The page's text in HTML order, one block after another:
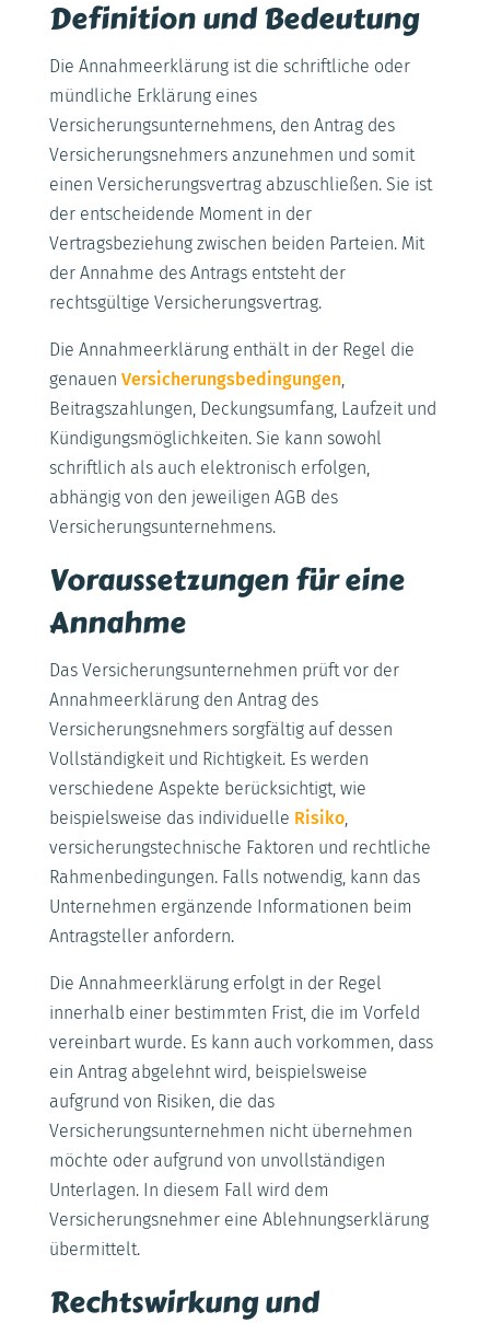
Definition und Bedeutung
Die Annahmeerklärung ist die schriftliche oder
mündliche Erklärung eines
Versicherungsunternehmens, den Antrag des
Versicherungsnehmers anzunehmen und somit
einen Versicherungsvertrag abzuschließen. Sie ist
der entscheidende Moment in der
Vertragsbeziehung zwischen beiden Parteien. Mit
der Annahme des Antrags entsteht der
rechtsgültige Versicherungsvertrag.
Die Annahmeerklärung enthält in der Regel die
genauen Versicherungsbedingungen,
Beitragszahlungen, Deckungsumfang, Laufzeit und
Kündigungsmöglichkeiten. Sie kann sowohl
schriftlich als auch elektronisch erfolgen,
abhängig von den jeweiligen AGB des
Versicherungsunternehmens.
Voraussetzungen für eine
Annahme
Das Versicherungsunternehmen prüft vor der
Annahmeerklärung den Antrag des
Versicherungsnehmers sorgfältig auf dessen
Vollständigkeit und Richtigkeit. Es werden
verschiedene Aspekte berücksichtigt, wie
beispielsweise das individuelle Risiko,
versicherungstechnische Faktoren und rechtliche
Rahmenbedingungen. Falls notwendig, kann das
Unternehmen ergänzende Informationen beim
Antragsteller anfordern.
Die Annahmeerklärung erfolgt in der Regel
innerhalb einer bestimmten Frist, die im Vorfeld
vereinbart wurde. Es kann auch vorkommen, dass
ein Antrag abgelehnt wird, beispielsweise
aufgrund von Risiken, die das
Versicherungsunternehmen nicht übernehmen
möchte oder aufgrund von unvollständigen
Unterlagen. In diesem Fall wird dem
Versicherungsnehmer eine Ablehnungserklärung
übermittelt.
Rechtswirkung und